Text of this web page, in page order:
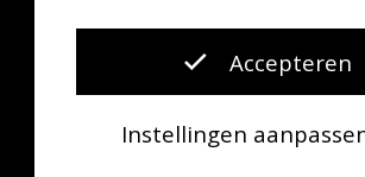
Accepteren
Instellingen
Website doorThe